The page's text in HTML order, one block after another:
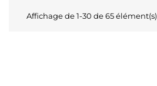
Affichage de 1-30 de 65 élément(s)